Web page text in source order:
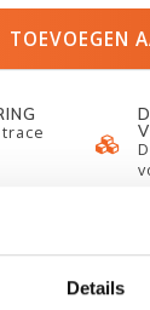
Details
TOEVOEGEN
5